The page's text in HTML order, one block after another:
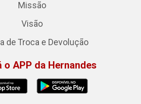
Missão
Visão
de Troca e Devolução
o APP da Hernandes